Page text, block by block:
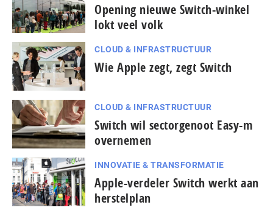
Opening nieuwe Switch-winkel
lokt veel volk
CLOUD & INFRASTRUCTUUR
Wie Apple zegt, zegt Switch
CLOUD & INFRASTRUCTUUR
Switch wil sectorgenoot Easy-m
overnemen
INNOVATIE & TRANSFORMATIE
Apple-verdeler Switch werkt aan
herstelplan